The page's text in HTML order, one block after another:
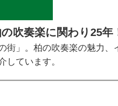
吹奏楽に関わり25年
街」。柏の吹奏楽の魅力、
しています。